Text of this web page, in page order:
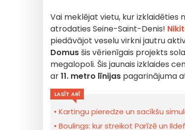
Vai meklējat vietu, kur izklaidēties
atrodaties Seine-Saint-Denis!
piedāvājot veselu virkni jautru
Domus šis vērienīgais projekts
megalopoli. Šis jaunais izklaides
ar11. metro līnijas pagarinājuma
LASĪT ARĪ
Kartingu pieredze un sacīkšu
Boulings: kur streikot Parīzē un